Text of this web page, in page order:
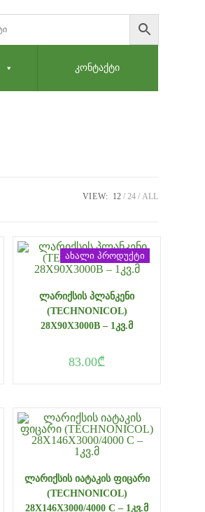
ᲙᲝᲜᲢᲐᲥᲢᲘ
VIEW: 12 24 ALL
ახალი პროდუქტი
ᲚᲐᲠᲘᲥᲡᲘᲡ ᲞᲚᲐᲜᲙᲔᲜᲘ
(TECHNONICOL)
28X90X3000B – 1ᲙᲕ.Მ
83.00₾
ᲚᲐᲠᲘᲥᲡᲘᲡ ᲘᲐᲢᲐᲙᲘᲡ ᲤᲘᲪᲐᲠᲘ
(TECHNONICOL)
28X146X3000/4000 C – 1ᲙᲕ.Მ